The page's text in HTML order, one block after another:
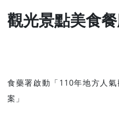
觀光景點美食餐
食藥署啟動「110年地方人
案」